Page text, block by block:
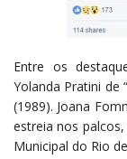
Entre os
Yolanda Pratini de
(1989). Joana
estreia nos
Municipal do Rio